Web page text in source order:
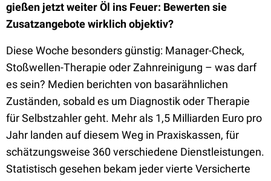
gießen jetzt weiter Öl ins Feuer: Bewerten sie
Zusatzangebote wirklich objektiv?
Diese Woche besonders günstig: Manager-Check,
Stoßwellen-Therapie oder Zahnreinigung – was darf
es sein? Medien berichten von basarähnlichen
Zuständen, sobald es um Diagnostik oder Therapie
für Selbstzahler geht. Mehr als 1,5 Milliarden Euro pro
Jahr landen auf diesem Weg in Praxiskassen, für
schätzungsweise 360 verschiedene Dienstleistungen.
Statistisch gesehen bekam jeder vierte Versicherte